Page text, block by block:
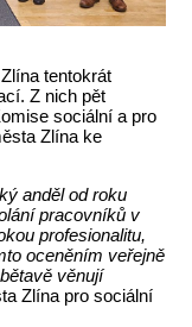
tentokrát
Z nich pět
sociální a pro
Zlína ke
anděl od roku
pracovníků v
profesionalitu,
oceněním veřejně
věnují
Zlína pro sociální